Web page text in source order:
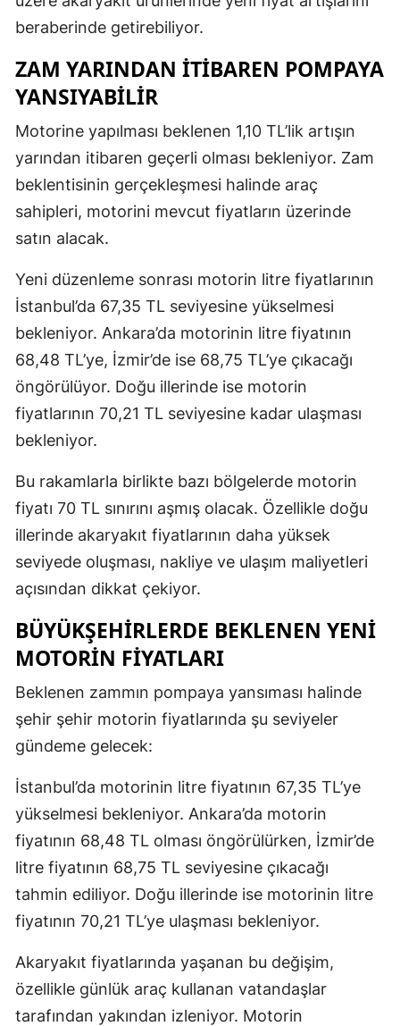
beraberinde getirebiliyor.
ZAM YARINDAN ITIBAREN POMPAYA
YANSIYABILIR
Motorine yapılması beklenen 1,10 TL’lik artışın
yarından itibaren geçerli olması bekleniyor. Zam
beklentisinin gerçekleşmesi halinde araç
sahipleri, motorini mevcut fiyatların üzerinde
satın alacak.
Yeni düzenleme sonrası motorin litre fiyatlarının
İstanbul’da 67,35 TL seviyesine yükselmesi
bekleniyor. Ankara’da motorinin litre fiyatının
68,48 TL’ye, İzmir’de ise 68,75 TL’ye çıkacağı
öngörülüyor. Doğu illerinde ise motorin
fiyatlarının 70,21 TL seviyesine kadar ulaşması
bekleniyor.
Bu rakamlarla birlikte bazı bölgelerde motorin
fiyatı 70 TL sınırını aşmış olacak. Özellikle doğu
illerinde akaryakıt fiyatlarının daha yüksek
seviyede oluşması, nakliye ve ulaşım maliyetleri
açısından dikkat çekiyor.
BÜYÜKŞEHIRLERDE BEKLENEN YENI
MOTORIN FIYATLARI
Beklenen zammın pompaya yansıması halinde
şehir şehir motorin fiyatlarında şu seviyeler
gündeme gelecek:
İstanbul’da motorinin litre fiyatının 67,35 TL’ye
yükselmesi bekleniyor. Ankara’da motorin
fiyatının 68,48 TL olması öngörülürken, İzmir’de
litre fiyatının 68,75 TL seviyesine çıkacağı
tahmin ediliyor. Doğu illerinde ise motorinin litre
fiyatının 70,21 TL’ye ulaşması bekleniyor.
Akaryakıt fiyatlarında yaşanan bu değişim,
özellikle günlük araç kullanan vatandaşlar
tarafından yakından izleniyor. Motorin